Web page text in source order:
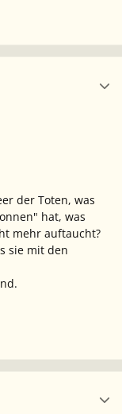
der Toten, was
hat, was
mehr auftaucht?
sie mit den